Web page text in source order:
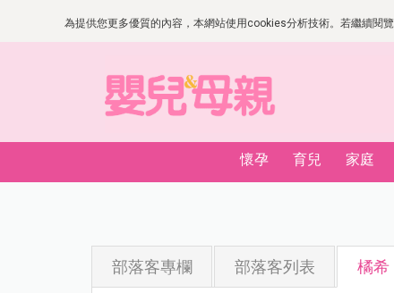
為提供您更多優質的內容，本網站使用cookies分析技術。若繼續閱
懷孕 育兒 家庭
部落客專欄 部落客列表 橘希